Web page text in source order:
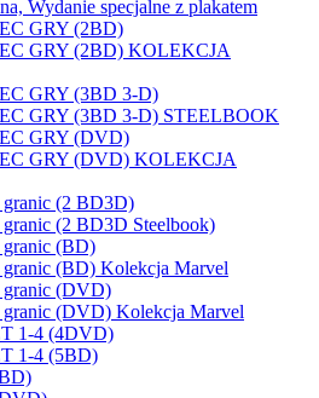
Wydanie specjalne z plakatem
GRY (2BD)
GRY (2BD) KOLEKCJA
GRY (3BD 3-D)
GRY (3BD 3-D) STEELBOOK
GRY (DVD)
GRY (DVD) KOLEKCJA
granic (2 BD3D)
granic (2 BD3D Steelbook)
granic (BD)
granic (BD) Kolekcja Marvel
granic (DVD)
granic (DVD) Kolekcja Marvel
1-4 (4DVD)
1-4 (5BD)